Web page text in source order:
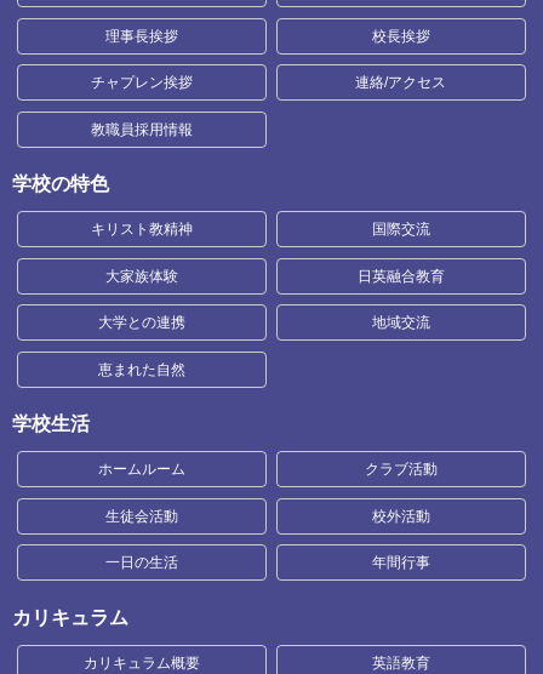
理事長挨拶 校長挨拶
チャプレン挨拶 連絡/アクセス
教職員採用情報
学校の特色
キリスト教精神 国際交流
大家族体験 日英融合教育
大学との連携 地域交流
恵まれた自然
学校生活
ホームルーム クラブ活動
生徒会活動 校外活動
一日の生活 年間行事
カリキュラム
カリキュラム概要 英語教育